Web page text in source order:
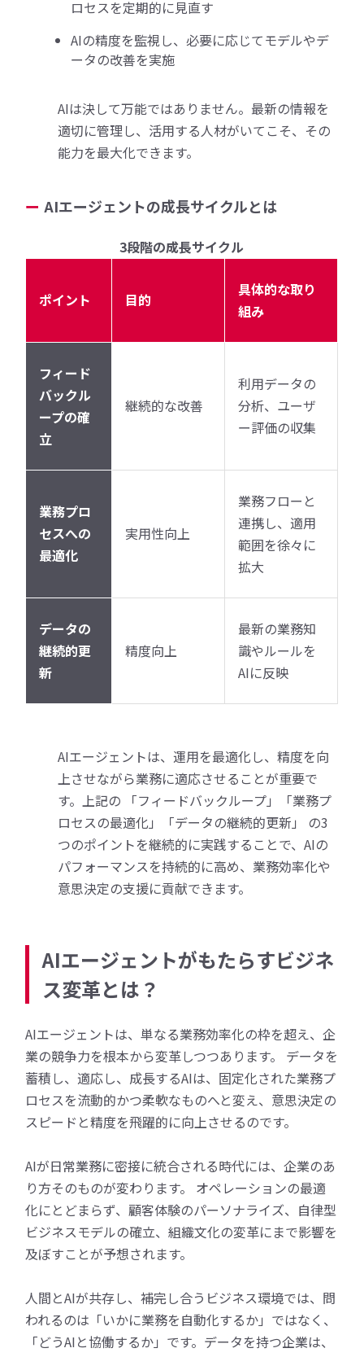
ロセスを定期的に見直す
AIの精度を監視し、必要に応じてモデルやデ
ータの改善を実施
AIは決して万能ではありません。最新の情報を
適切に管理し、活用する人材がいてこそ、その
能力を最大化できます。
AIエージェントの成長サイクルとは
3段階の成長サイクル
ポイント 目的
具体的な取り
組み
フィード
バックル
ープの確
立
継続的な改善
利用データの
分析、ユーザ
ー評価の収集
業務プロ
セスへの
最適化
実用性向上
業務フローと
連携し、適用
範囲を徐々に
拡大
データの
継続的更
新
精度向上
最新の業務知
識やルールを
AIに反映
AIエージェントは、運用を最適化し、精度を向
上させながら業務に適応させることが重要で
す。上記の 「フィードバックループ」「業務プ
ロセスの最適化」「データの継続的更新」 の3
つのポイントを継続的に実践することで、AIの
パフォーマンスを持続的に高め、業務効率化や
意思決定の支援に貢献できます。
AIエージェントがもたらすビジネ
ス変革とは？
AIエージェントは、単なる業務効率化の枠を超え、企
業の競争力を根本から変革しつつあります。 データを
蓄積し、適応し、成長するAIは、固定化された業務プ
ロセスを流動的かつ柔軟なものへと変え、意思決定の
スピードと精度を飛躍的に向上させるのです。
AIが日常業務に密接に統合される時代には、企業のあ
り方そのものが変わります。 オペレーションの最適
化にとどまらず、顧客体験のパーソナライズ、自律型
ビジネスモデルの確立、組織文化の変革にまで影響を
及ぼすことが予想されます。
人間とAIが共存し、補完し合うビジネス環境では、問
われるのは「いかに業務を自動化するか」ではなく、
「どうAIと協働するか」です。データを持つ企業は、